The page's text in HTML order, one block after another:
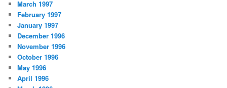
March 1997
February 1997
January 1997
December 1996
November 1996
October 1996
May 1996
April 1996